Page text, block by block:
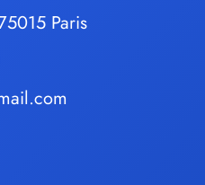
Paris